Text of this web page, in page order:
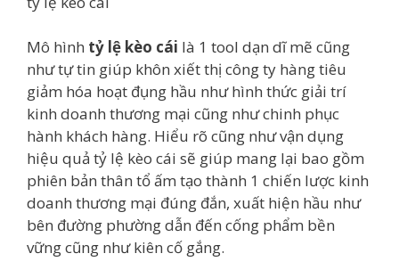
Mô hình tỷ lệ kèo cái là 1 tool dạn dĩ mẽ cũng
như tự tin giúp khôn xiết thị công ty hàng tiêu
giảm hóa hoạt đụng hầu như hình thức giải trí
kinh doanh thương mại cũng như chinh phục
hành khách hàng. Hiểu rõ cũng như vận dụng
hiệu quả tỷ lệ kèo cái sẽ giúp mang lại bao gồm
phiên bản thân tổ ấm tạo thành 1 chiến lược kinh
doanh thương mại đúng đắn, xuất hiện hầu như
bên đường phường dẫn đến cống phẩm bền
vững cũng như kiên cố gắng.